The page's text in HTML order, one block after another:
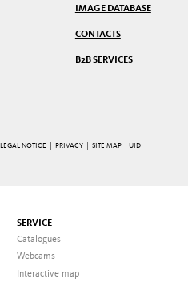
IMAGE DATABASE
CONTACTS
B2B SERVICES
LEGAL NOTICE PRIVACY |SITE MAP
| UID
SERVICE
Catalogues
Webcams
Interactive map